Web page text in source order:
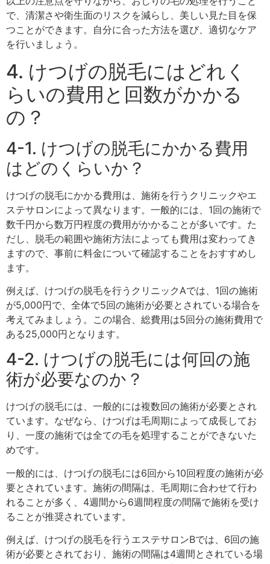
で、清潔さや衛生面のリスクを減らし、美しい見た目を保
つことができます。自分に合った方法を選び、適切なケア
を行いましょう。
4. けつげの脱毛にはどれく
らいの費用と回数がかかる
の？
4-1. けつげの脱毛にかかる費用
はどのくらいか？
けつげの脱毛にかかる費用は、施術を行うクリニックやエ
ステサロンによって異なります。一般的には、1回の施術で
数千円から数万円程度の費用がかかることが多いです。た
だし、脱毛の範囲や施術方法によっても費用は変わってき
ますので、事前に料金について確認することをおすすめし
ます。
例えば、けつげの脱毛を行うクリニックAでは、1回の施術
が5,000円で、全体で5回の施術が必要とされている場合を
考えてみましょう。この場合、総費用は5回分の施術費用で
ある25,000円となります。
4-2. けつげの脱毛には何回の施
術が必要なのか？
けつげの脱毛には、一般的には複数回の施術が必要とされ
ています。なぜなら、けつげは毛周期によって成長してお
り、一度の施術では全ての毛を処理することができないた
めです。
一般的には、けつげの脱毛には6回から10回程度の施術が必
要とされています。施術の間隔は、毛周期に合わせて行わ
れることが多く、4週間から6週間程度の間隔で施術を受け
ることが推奨されています。
例えば、けつげの脱毛を行うエステサロンBでは、6回の施
術が必要とされており、施術の間隔は4週間とされている場